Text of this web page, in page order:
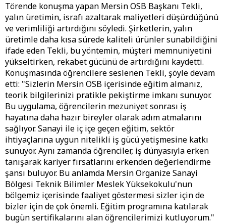
Törende konuşma yapan Mersin OSB Başkanı Tekli,
yalın üretimin, israfı azaltarak maliyetleri düşürdüğünü
ve verimliliği artırdığını söyledi. Şirketlerin, yalın
üretimle daha kısa sürede kaliteli ürünler sunabildiğini
ifade eden Tekli, bu yöntemin, müşteri memnuniyetini
yükseltirken, rekabet gücünü de artırdığını kaydetti.
Konuşmasında öğrencilere seslenen Tekli, şöyle devam
etti: "Sizlerin Mersin OSB içerisinde eğitim almanız,
teorik bilgilerinizi pratikle pekiştirme imkanı sunuyor.
Bu uygulama, öğrencilerin mezuniyet sonrası iş
hayatına daha hazır bireyler olarak adım atmalarını
sağlıyor. Sanayi ile iç içe geçen eğitim, sektör
ihtiyaçlarına uygun nitelikli iş gücü yetişmesine katkı
sunuyor. Aynı zamanda öğrenciler, iş dünyasıyla erken
tanışarak kariyer fırsatlarını erkenden değerlendirme
şansı buluyor. Bu anlamda Mersin Organize Sanayi
Bölgesi Teknik Bilimler Meslek Yüksekokulu'nun
bölgemiz içerisinde faaliyet göstermesi sizler için de
bizler için de çok önemli. Eğitim programına katılarak
bugün sertifikalarını alan öğrencilerimizi kutluyorum."